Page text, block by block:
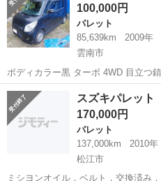
問題ありません。 現車...
100,000円
パレット
85,639km
2009年
雲南市
ボディカラー黒 ターボ 4WD 目立つ
チェックランプなし ホイールは変わ
因はベルトではなくオルタネーター
告音(電池交換済み...
島根 パレット オ
スズキパレット
170,000円
パレット
137,000km
2010年
松江市
ミシヨンオイル．ベルト．交換済み